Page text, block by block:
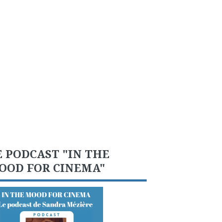
PODCAST "IN THE
FOR CINEMA"